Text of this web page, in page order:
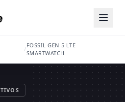
/
FOSSIL GEN 5 LTE
SMARTWATCH